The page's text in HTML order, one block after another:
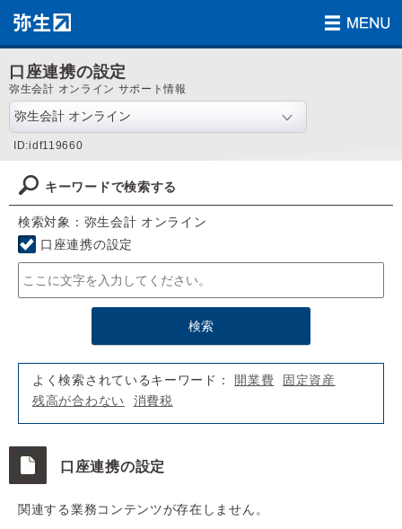
口座連携の設定
弥生会計 オンライン サポート情報
ID:idf119660
キーワードで検索する
検索対象：弥生会計 オンライン
口座連携の設定
よく検索されているキーワード： 開業費
固定資産
残高が合わない
消費税
口座連携の設定
関連する業務コンテンツが存在しません。